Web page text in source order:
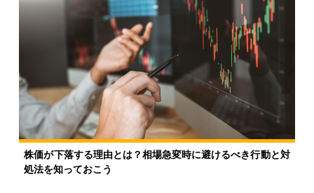
株価が下落する理由とは？相場急変時に避けるべき行動と対
処法を知っておこう